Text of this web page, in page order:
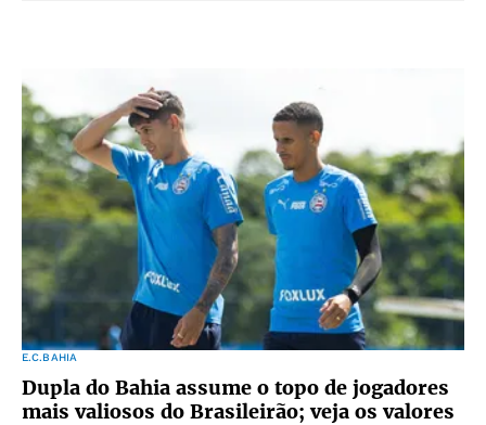
E.C.BAHIA
Dupla do Bahia assume o topo de jogadores
mais valiosos do Brasileirão; veja os valores